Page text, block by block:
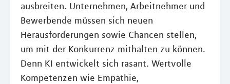
ausbreiten. Unternehmen, Arbeitnehmer und
Bewerbende müssen sich neuen
Herausforderungen sowie Chancen stellen,
um mit der Konkurrenz mithalten zu können.
Denn KI entwickelt sich rasant. Wertvolle
Kompetenzen wie Empathie,